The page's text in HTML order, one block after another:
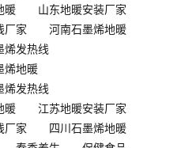
暖
山东地暖安装厂家
厂家
河南石墨烯地暖
烯发热线
烯地暖
烯发热线
暖
江苏地暖安装厂家
厂家
四川石墨烯地暖